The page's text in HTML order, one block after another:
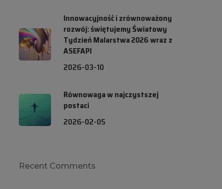
Innowacyjność i zrównoważony
rozwój: świętujemy Światowy
Tydzień Malarstwa 2026 wraz z
ASEFAPI
2026-03-10
Równowaga w najczystszej
postaci
2026-02-05
Recent Comments